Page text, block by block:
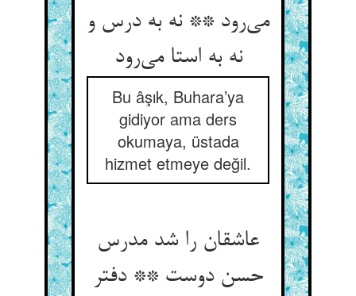
می‌رود ** نه به درس و
نه به استا می‌رود
Bu âşık, Buhara’ya
gidiyor ama ders
okumaya, üstada
hizmet etmeye değil.
عاشقان را شد مدرس
حسن دوست ** دفتر